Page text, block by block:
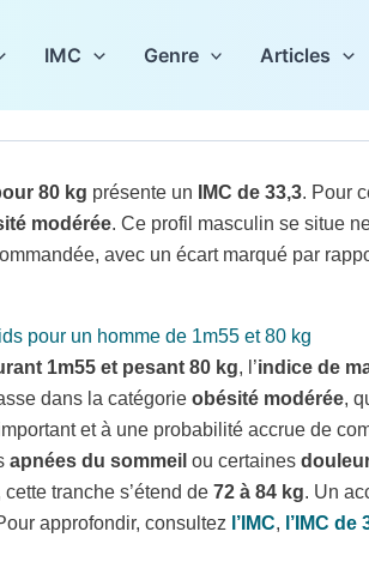
IMC Genre Articles
80 kg présente un IMC de 33,3. Pour
modérée. Ce profil masculin se situe
avec un écart marqué par
pour un homme de 1m55 et 80 kg
1m55 et pesant 80 kg, l’indice de
dans la catégorie obésité modérée,
et à une probabilité accrue de
apnées du sommeil ou certaines
tranche s’étend de 72 à 84 kg. Un
approfondir, consultez l’IMC, l’IMC de